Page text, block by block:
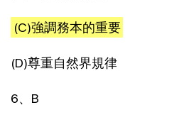
(C)強調務本的重要
(D)尊重自然界規律
6、B